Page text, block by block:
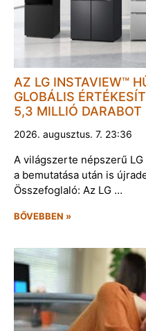
AZ LG INSTAVIEW™
GLOBÁLIS
5,3 MILLIÓ DARABOT
2026. augusztus. 7. 23:36
A világszerte népszerű
a bemutatása után is
Összefoglaló: Az LG …
BŐVEBBEN »